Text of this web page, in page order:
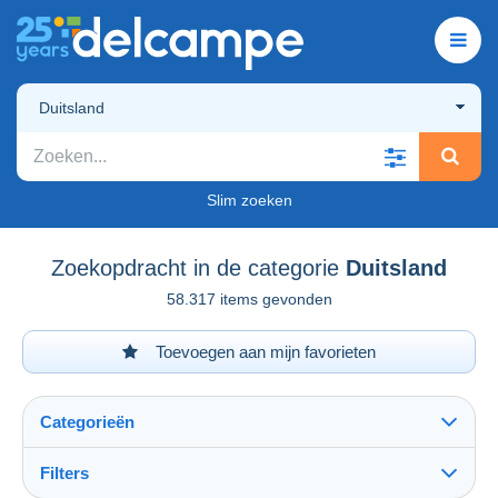
Duitsland
Slim zoeken
Zoekopdracht in de categorie Duitsland
58.317 items gevonden
Toevoegen aan mijn favorieten
Categorieën
Filters